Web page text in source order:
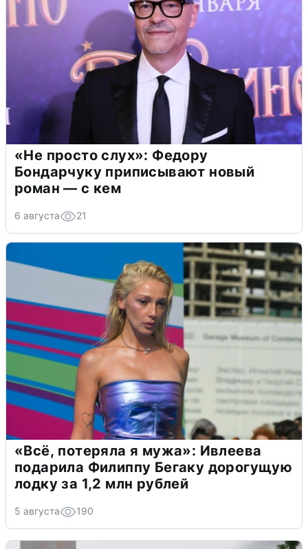
«Не просто слух»: Федору
Бондарчуку приписывают новый
роман — с кем
6 августа 21
«Всё, потеряла я мужа»: Ивлеева
подарила Филиппу Бегаку дорогущую
лодку за 1,2 млн рублей
5 августа 190